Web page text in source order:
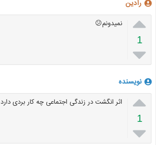
رادین

1

نمیدونم😕
نویسنده

1

اثر انگشت در زندگی اجتماعی چه کار بردی دارد